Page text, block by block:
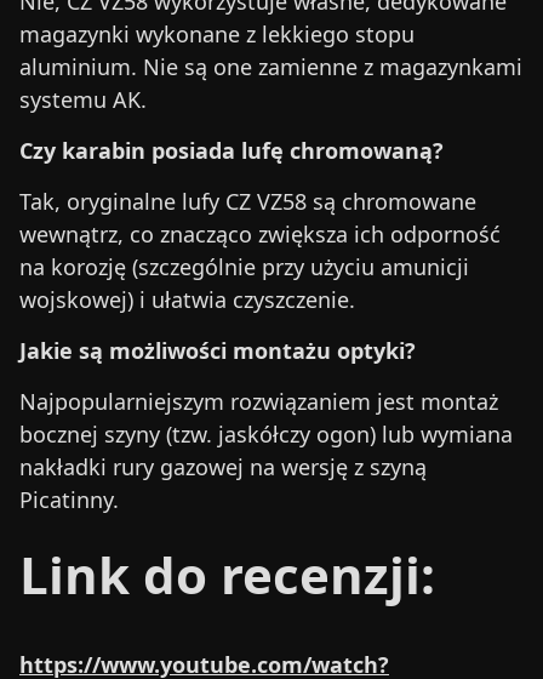
magazynki wykonane z lekkiego stopu
aluminium. Nie są one zamienne z magazynkami
systemu AK.
Czy karabin posiada lufę chromowaną?
Tak, oryginalne lufy CZ VZ58 są chromowane
wewnątrz, co znacząco zwiększa ich odporność
na korozję (szczególnie przy użyciu amunicji
wojskowej) i ułatwia czyszczenie.
Jakie są możliwości montażu optyki?
Najpopularniejszym rozwiązaniem jest montaż
bocznej szyny (tzw. jaskółczy ogon) lub wymiana
nakładki rury gazowej na wersję z szyną
Picatinny.
Link do recenzji:
https://www.youtube.com/watch?